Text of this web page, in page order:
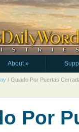
About»
/ Guiado Por Puertas
Por